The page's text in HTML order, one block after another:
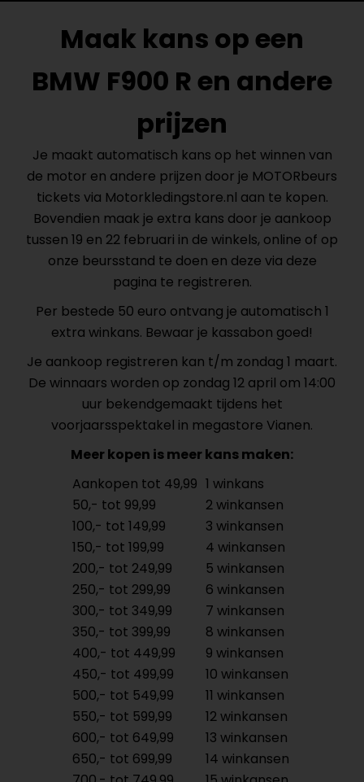
Maak kans op een
BMW F900 R en andere
prijzen
Je maakt automatisch kans op het winnen van
de motor en andere prijzen door je MOTORbeurs
tickets via Motorkledingstore.nl aan te kopen.
Bovendien maak je extra kans door je aankoop
tussen 19 en 22 februari in de winkels, online of op
onze beursstand te doen en deze via deze
pagina te registreren.
Per bestede 50 euro ontvang je automatisch 1
extra winkans. Bewaar je kassabon goed!
Je aankoop registreren kan t/m zondag 1 maart.
De winnaars worden op zondag 12 april om 14:00
uur bekendgemaakt tijdens het
voorjaarsspektakel in megastore Vianen.
Meer kopen is meer kans maken:
Aankopen tot 49,99 1 winkans
50,- tot 99,99
2 winkansen
100,- tot 149,99
3 winkansen
150,- tot 199,99
4 winkansen
200,- tot 249,99
5 winkansen
250,- tot 299,99
6 winkansen
300,- tot 349,99
7 winkansen
350,- tot 399,99
8 winkansen
400,- tot 449,99
9 winkansen
450,- tot 499,99
10 winkansen
500,- tot 549,99
11 winkansen
550,- tot 599,99
12 winkansen
600,- tot 649,99
13 winkansen
650,- tot 699,99
14 winkansen